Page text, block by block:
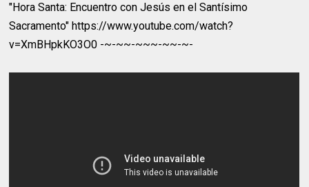
"Hora Santa: Encuentro con Jesús en el Santísimo
Sacramento" https://www.youtube.com/watch?
v=XmBHpkKO3O0 -~-~~-~~~-~~-~-